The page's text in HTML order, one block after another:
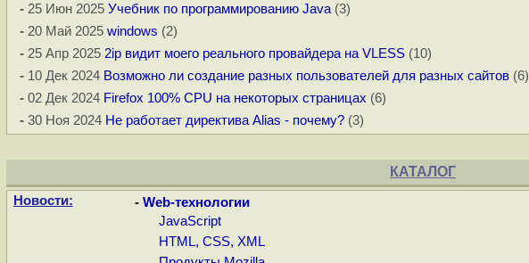
-25 Июн 2025 Учебник по программированию Java(3)
-20 Май 2025 windows (2)
-25 Апр 2025 2ip видит моего реального провайдера на VLESS(10)
-10 Дек 2024 Возможно ли создание разных пользователей для разных сайтов(6)
-02 Дек 2024 Firefox 100% CPU на некоторых страницах (6)
-30 Ноя 2024 Не работает директива Alias - почему?(3)
КАТАЛОГ
Новости: - Web-технологии
JavaScript
HTML, CSS, XML